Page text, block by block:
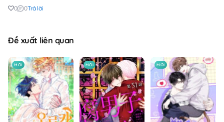
0 0Trả lời
Đề xuất liên quan
MỚI MỚI MỚI